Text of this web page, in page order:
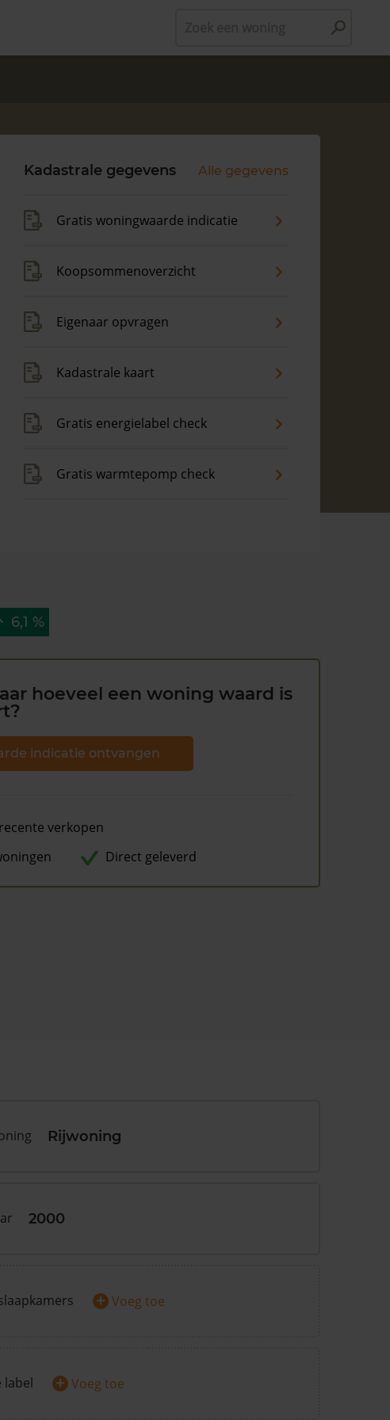
Kadastrale gegevens Alle gegevens
Gratis woningwaarde indicatie
Koopsommenoverzicht
Eigenaar opvragen
Kadastrale kaart
Gratis energielabel check
Gratis warmtepomp check
6,1 %
hoeveel een woning waard is
indicatie ontvangen
verkopen
Direct geleverd
Rijwoning
2000
+ Voeg toe
label + Voeg toe